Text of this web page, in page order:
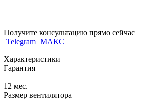
Получите консультацию прямо сейчас
Telegram МАКС
Характеристики
Гарантия
—
12 мес.
Размер вентилятора